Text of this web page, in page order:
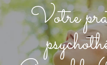
Votre